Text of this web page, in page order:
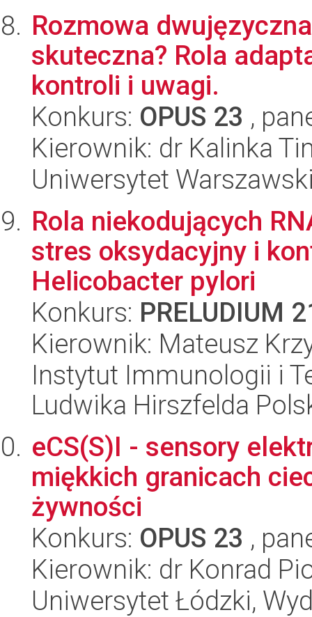
Rozmowa
skuteczna? Rola
kontroli i uwagi.
Konkurs: OPUS 23 ,
Kierownik: dr Kalinka
Uniwersytet
Rola niekodujących
stres oksydacyjny i
Helicobacter pylori
Konkurs: PRELUDIUM
Kierownik: Mateusz
Instytut Immunologii i
Ludwika Hirszfelda
eCS(S)I - sensory
miękkich granicach
żywności
Konkurs: OPUS 23 ,
Kierownik: dr Konrad
Uniwersytet Łódzki,